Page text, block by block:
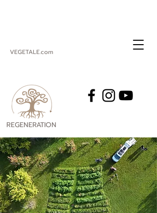
VEGETALE.com
REGENERATION